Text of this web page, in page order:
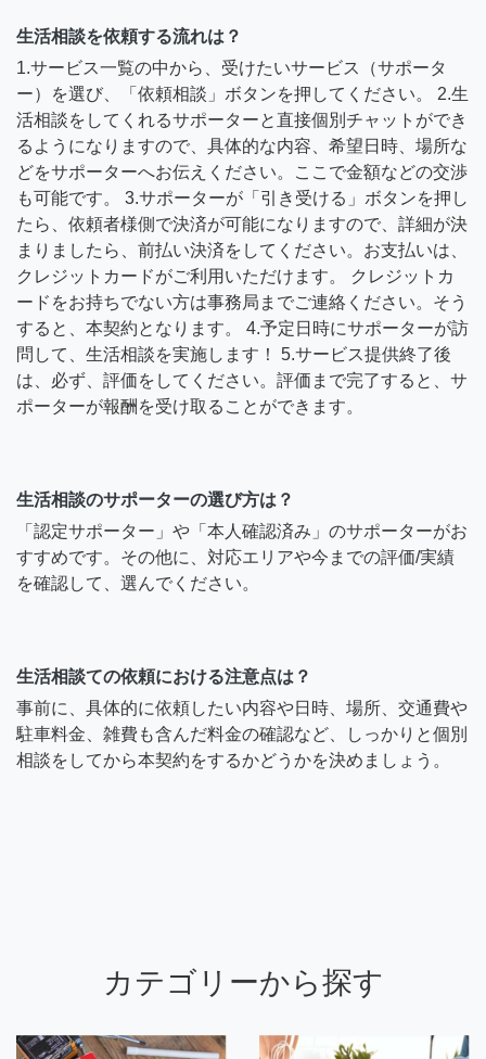
生活相談を依頼する流れは？
1.サービス一覧の中から、受けたいサービス（サポータ
ー）を選び、「依頼相談」ボタンを押してください。 2.生
活相談をしてくれるサポーターと直接個別チャットができ
るようになりますので、具体的な内容、希望日時、場所な
どをサポーターへお伝えください。ここで金額などの交渉
も可能です。 3.サポーターが「引き受ける」ボタンを押し
たら、依頼者様側で決済が可能になりますので、詳細が決
まりましたら、前払い決済をしてください。お支払いは、
クレジットカードがご利用いただけます。 クレジットカ
ードをお持ちでない方は事務局までご連絡ください。そう
すると、本契約となります。 4.予定日時にサポーターが訪
問して、生活相談を実施します！ 5.サービス提供終了後
は、必ず、評価をしてください。評価まで完了すると、サ
ポーターが報酬を受け取ることができます。
生活相談のサポーターの選び方は？
「認定サポーター」や「本人確認済み」のサポーターがお
すすめです。その他に、対応エリアや今までの評価/実績
を確認して、選んでください。
生活相談ての依頼における注意点は？
事前に、具体的に依頼したい内容や日時、場所、交通費や
駐車料金、雑費も含んだ料金の確認など、しっかりと個別
相談をしてから本契約をするかどうかを決めましょう。
カテゴリーから探す